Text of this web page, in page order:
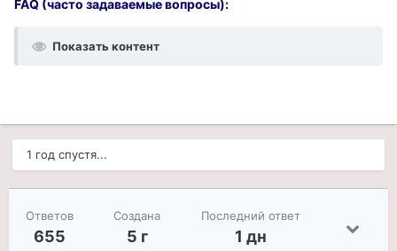
FAQ (часто задаваемые вопросы):
Показать контент
1 год спустя...
Ответов
655
Создана
5 г
Последний ответ
1 дн